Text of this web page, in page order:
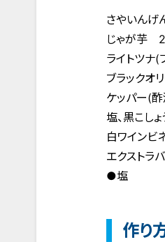
さやいん
じゃが芋
ライトツ
ブラックオ
ケッパー(
塩、黒こし
白ワイン
エクストラ
●塩
作り